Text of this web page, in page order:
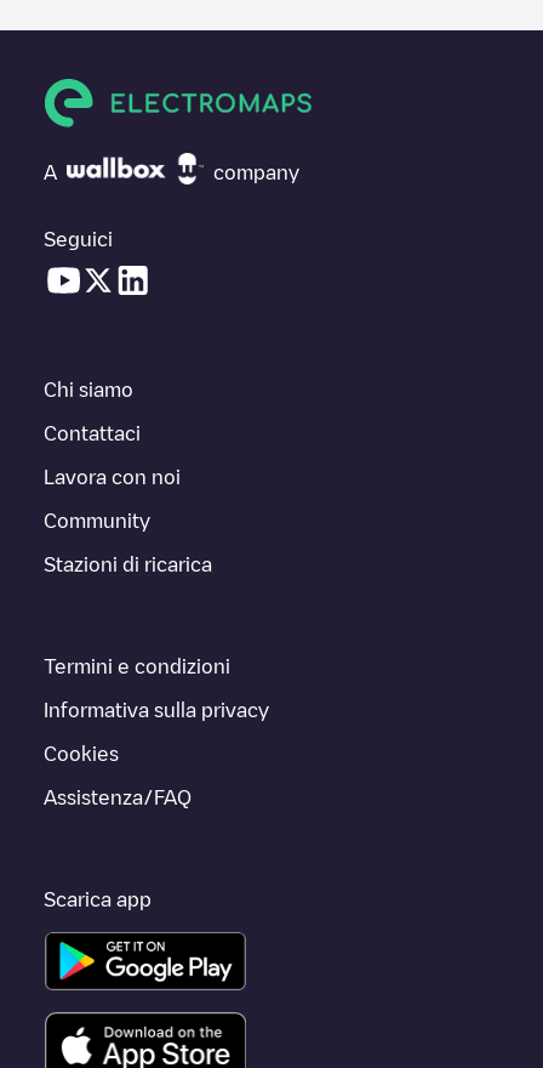
A company
Seguici
Chi siamo
Contattaci
Lavora con noi
Community
Stazioni di ricarica
Termini e condizioni
Informativa sulla privacy
Cookies
Assistenza/FAQ
Scarica app